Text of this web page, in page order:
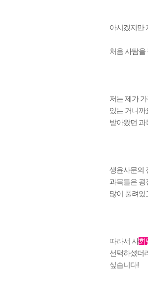
아시겠지만
처음 사탐을
저는 제가
있는 거니까
받아왔던 과
생윤사문의
과목들은 굉
많이 풀려있
따라서 사회
선택하셨더
싶습니다!